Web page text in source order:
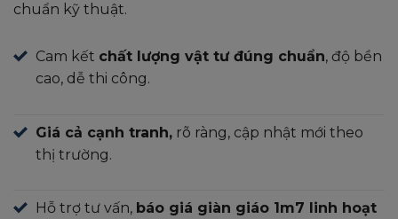
chuẩn kỹ thuật.
Cam kết chất lượng vật tư đúng chuẩn, độ bền
cao, dễ thi công.
Giá cả cạnh tranh, rõ ràng, cập nhật mới theo
thị trường.
Hỗ trợ tư vấn, báo giá giàn giáo 1m7 linh hoạt